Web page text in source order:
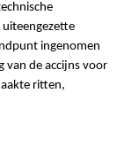
ingenomen
van de accijns voor
ritten,